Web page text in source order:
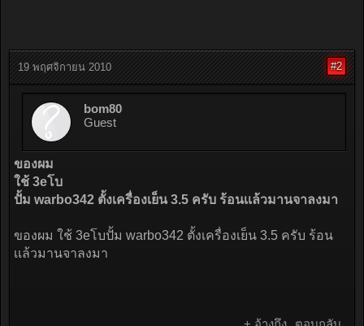
19 พฤศจิกายน 2010 #2
bom80
Guest
ของผม
ใช้ 3eโบ
ปั้ม warbo342 ตั้งเครื่องเย็น 3.5 ครับ ร้อนเเล้วมานจาลงมา
ของผม ใช้ 3eโบปั้ม warbo342 ตั้งเครื่องเย็น 3.5 ครับ ร้อน
เเล้วมานจาลงมา